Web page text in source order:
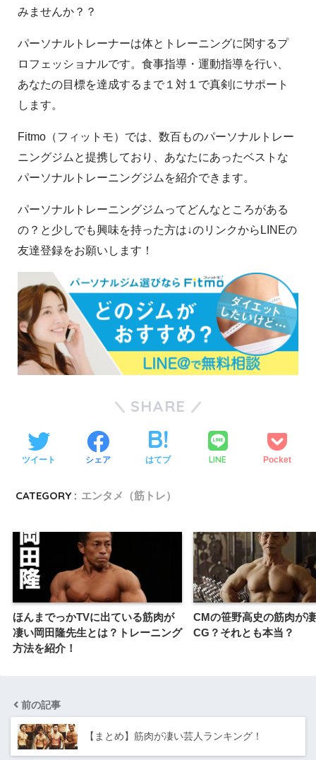
みませんか？？
パーソナルトレーナーは体とトレーニングに関するプ
ロフェッショナルです。食事指導・運動指導を行い、
あなたの目標を達成するまで１対１で真剣にサポート
します。
Fitmo（フィットモ）では、数百ものパーソナルトレー
ニングジムと提携しており、あなたにあったベストな
パーソナルトレーニングジムを紹介できます。
パーソナルトレーニングジムってどんなところがある
の？と少しでも興味を持った方は↓のリンクからLINEの
友達登録をお願いします！
SHARE
ツイート シェア はてブ LINE Pocket
CATEGORY : エンタメ（筋トレ）
ほんまでっかTVに出ている筋肉が
凄い岡田隆先生とは？トレーニング
方法を紹介！
CMの笹野高史の筋肉が
CG？それとも本当？
前の記事
【まとめ】筋肉が凄い芸人ランキング！